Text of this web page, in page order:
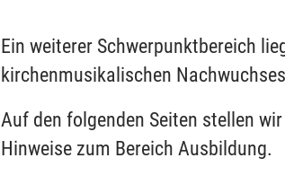
Ein weiterer Schwerpunktbereich
kirchenmusikalischen
Auf den folgenden Seiten stellen
Hinweise zum Bereich Ausbildung.